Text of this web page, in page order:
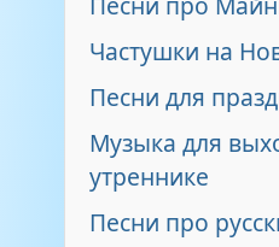
Частушки на
Песни для
Музыка для
утреннике
Песни про